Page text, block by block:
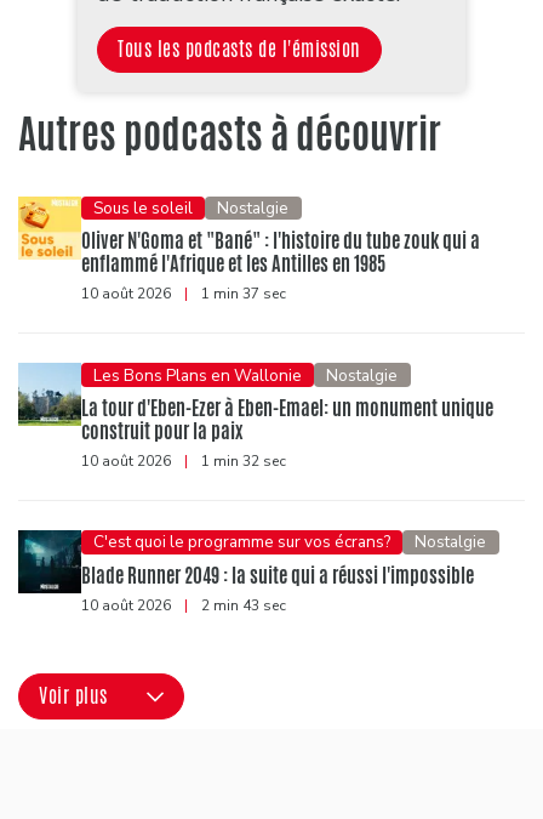
Tous les podcasts de l'émission
Autres podcasts à découvrir
Sous le soleil Nostalgie
Oliver N'Goma et "Bané" : l'histoire du tube zouk qui a
enflammé l'Afrique et les Antilles en 1985
10 août 2026 | 1 min 37 sec
Les Bons Plans en Wallonie Nostalgie
La tour d'Eben-Ezer à Eben-Emael: un monument unique
construit pour la paix
10 août 2026 | 1 min 32 sec
C'est quoi le programme sur vos écrans? Nostalgie
Blade Runner 2049 : la suite qui a réussi l'impossible
10 août 2026 | 2 min 43 sec
Voir plus